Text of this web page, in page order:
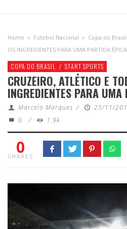
Home » Futebol Nacional » Copa do Brasil
OS INGREDIENTES PARA UMA PARTIDA ÉPICA
COPA DO BRASIL / START SPORTS
CRUZEIRO, ATLÉTICO E
INGREDIENTES PARA
Marcelo Marques /
25/11/
0
/ 1.9k
0
SHARES